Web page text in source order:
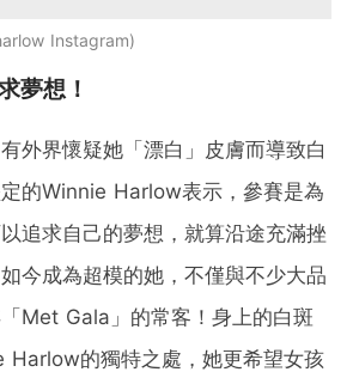
Instagram
夢想！
外界懷疑她「漂白」皮膚而導致白
的Winnie Harlow表示，參賽是為
追求自己的夢想，就算沿途充滿挫
今成為超模的她，不僅與不少大品
Met Gala」的常客！身上的白斑
Harlow的獨特之處，她更希望女孩